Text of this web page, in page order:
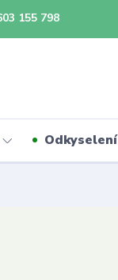
155 798
Odkyselení